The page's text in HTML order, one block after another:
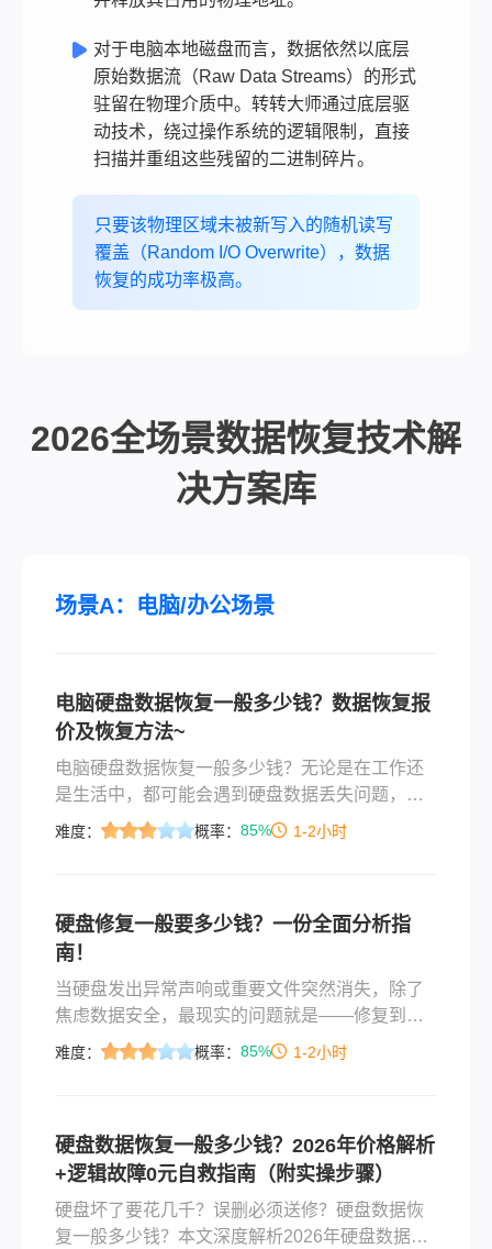
对于电脑本地磁盘而言，数据依然以底层
原始数据流（Raw Data Streams）的形式
驻留在物理介质中。转转大师通过底层驱
动技术，绕过操作系统的逻辑限制，直接
扫描并重组这些残留的二进制碎片。
只要该物理区域未被新写入的随机读写
覆盖（Random I/O Overwrite），数据
恢复的成功率极高。
2026全场景数据恢复技术解
决方案库
场景A：电脑/办公场景
电脑硬盘数据恢复一般多少钱？数据恢复报
价及恢复方法~
电脑硬盘数据恢复一般多少钱？无论是在工作还
是生活中，都可能会遇到硬盘数据丢失问题，硬
盘恢复价格是大家比较关心的问题之一。今天小
难度： 概率： 85% 1-2小时
硬盘修复一般要多少钱？一份全面分析指
南！
当硬盘发出异常声响或重要文件突然消失，除了
焦虑数据安全，最现实的问题就是——修复到底
要花多少钱？ 这个看似简单的问题背后，隐藏着
难度： 概率： 85% 1-2小时
硬盘数据恢复一般多少钱？2026年价格解析
+逻辑故障0元自救指南（附实操步骤）
硬盘坏了要花几千？误删必须送修？硬盘数据恢
复一般多少钱？本文深度解析2026年硬盘数据恢